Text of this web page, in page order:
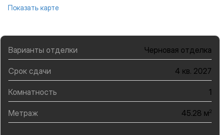
Показать карте
Варианты отделки Черновая отделка
Срок сдачи 4 кв. 2027
Комнатность 1
Метраж 45.28 м2